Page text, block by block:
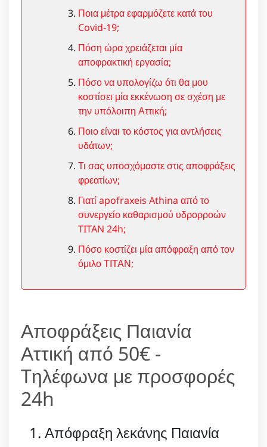
Ποια μέτρα εφαρμόζετε κατά του
Covid-19;
Πόση ώρα χρειάζεται μία
αποφρακτική εργασία;
Πόσο να υπολογίζω ότι θα μου
κοστίσει μία εκκένωση σε σχέση με
την υπόλοιπη Αττική;
Ποιο είναι το κόστος για αντλήσεις
υδάτων;
Τι σας υποσχόμαστε στις αποφράξεις
φρεατίων;
Γιατί apofraxeis Athina από το
συνεργείο καθαρισμού υδρορροών
TITAN 24h;
Πόσο κοστίζει μία απόφραξη από τον
όμιλο ΤΙΤΑΝ;
Αποφράξεις Παιανία
Αττική από 50€ -
Tηλέφωνα με προσφορές
24h
Απόφραξη λεκάνης Παιανία